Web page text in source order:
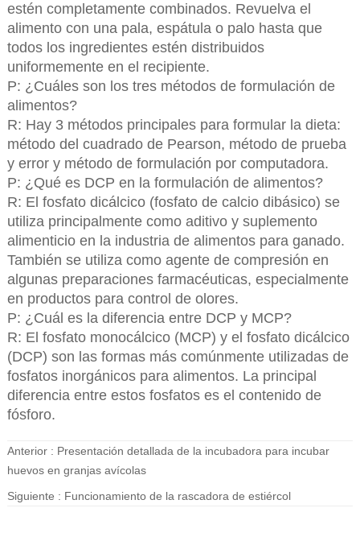
estén completamente combinados. Revuelva el
alimento con una pala, espátula o palo hasta que
todos los ingredientes estén distribuidos
uniformemente en el recipiente.
P: ¿Cuáles son los tres métodos de formulación de
alimentos?
R: Hay 3 métodos principales para formular la dieta:
método del cuadrado de Pearson, método de prueba
y error y método de formulación por computadora.
P: ¿Qué es DCP en la formulación de alimentos?
R: El fosfato dicálcico (fosfato de calcio dibásico) se
utiliza principalmente como aditivo y suplemento
alimenticio en la industria de alimentos para ganado.
También se utiliza como agente de compresión en
algunas preparaciones farmacéuticas, especialmente
en productos para control de olores.
P: ¿Cuál es la diferencia entre DCP y MCP?
R: El fosfato monocálcico (MCP) y el fosfato dicálcico
(DCP) son las formas más comúnmente utilizadas de
fosfatos inorgánicos para alimentos. La principal
diferencia entre estos fosfatos es el contenido de
fósforo.
Anterior : Presentación detallada de la incubadora para incubar
huevos en granjas avícolas
Siguiente : Funcionamiento de la rascadora de estiércol